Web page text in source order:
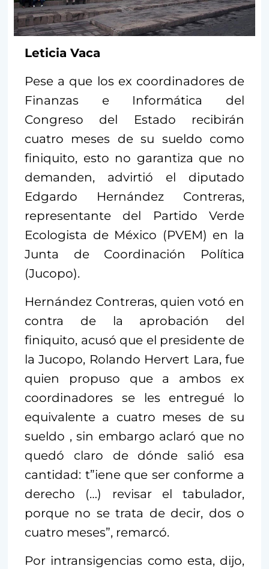
Leticia Vaca
Pese a que los ex coordinadores de
Finanzas e Informática del
Congreso del Estado recibirán
cuatro meses de su sueldo como
finiquito, esto no garantiza que no
demanden, advirtió el diputado
Edgardo Hernández Contreras,
representante del Partido Verde
Ecologista de México (PVEM) en la
Junta de Coordinación Política
(Jucopo).
Hernández Contreras, quien votó en
contra de la aprobación del
finiquito, acusó que el presidente de
la Jucopo, Rolando Hervert Lara, fue
quien propuso que a ambos ex
coordinadores se les entregué lo
equivalente a cuatro meses de su
sueldo , sin embargo aclaró que no
quedó claro de dónde salió esa
cantidad: t”iene que ser conforme a
derecho (…) revisar el tabulador,
porque no se trata de decir, dos o
cuatro meses”, remarcó.
Por intransigencias como esta, dijo,